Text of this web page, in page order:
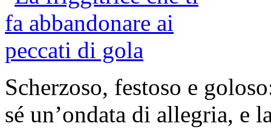
Scherzoso, festoso e
sé un’ondata di allegria, e